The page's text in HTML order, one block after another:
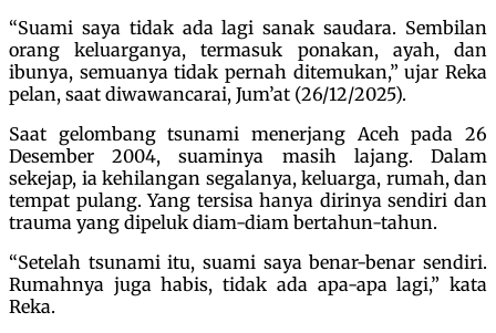
“Suami saya tidak ada lagi sanak saudara. Sembilan
orang keluarganya, termasuk ponakan, ayah, dan
ibunya, semuanya tidak pernah ditemukan,” ujar Reka
pelan, saat diwawancarai, Jum’at (26/12/2025).
Saat gelombang tsunami menerjang Aceh pada 26
Desember 2004, suaminya masih lajang. Dalam
sekejap, ia kehilangan segalanya, keluarga, rumah, dan
tempat pulang. Yang tersisa hanya dirinya sendiri dan
trauma yang dipeluk diam-diam bertahun-tahun.
“Setelah tsunami itu, suami saya benar-benar sendiri.
Rumahnya juga habis, tidak ada apa-apa lagi,” kata
Reka.